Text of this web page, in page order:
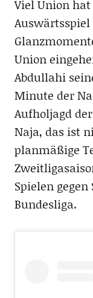
Viel Union
Union
Abdullahi
Minute der
Aufholjagd
Naja, das ist
planmäßige
Spielen
Bundesliga.